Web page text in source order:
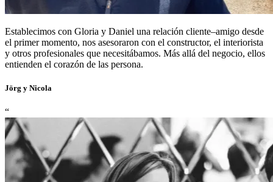
Establecimos con Gloria y Daniel una relación cliente–amigo desde
el primer momento, nos asesoraron con el constructor, el interiorista
y otros profesionales que necesitábamos. Más allá del negocio, ellos
entienden el corazón de las persona.
Jörg y Nicola
“